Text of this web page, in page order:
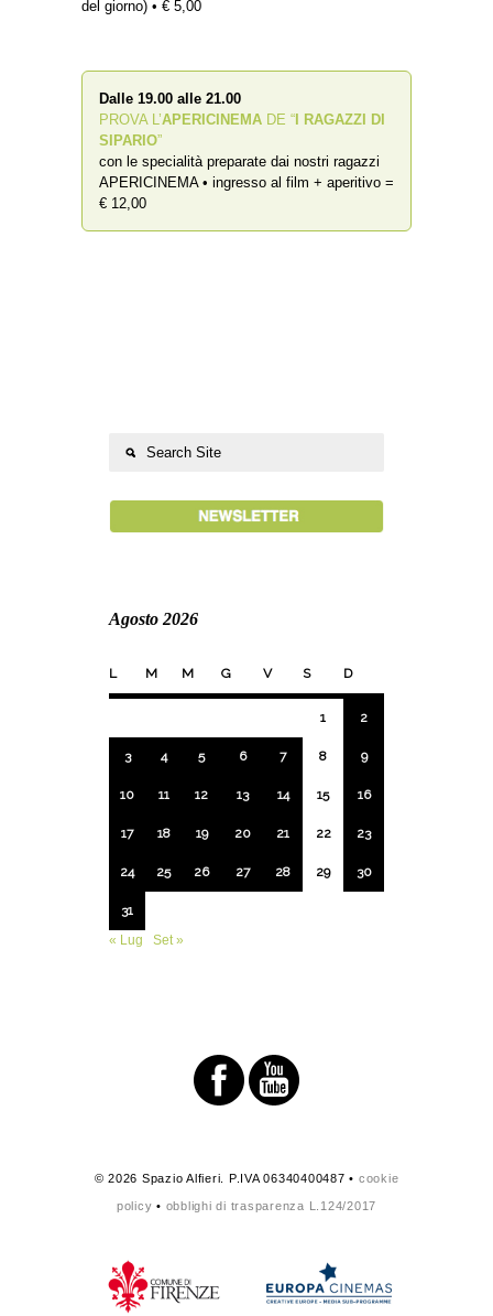
del giorno) • € 5,00
Dalle 19.00 alle 21.00
PROVA L’APERICINEMA DE “ I RAGAZZI DI
SIPARIO”
con le specialità preparate dai nostri ragazzi
APERICINEMA • ingresso al film + aperitivo =
€ 12,00
Agosto 2026
L M M G V S D
1 2
3 4 5 6 7 8 9
10 11 12 13 14 15 16
17 18 19 20 21 22 23
24 25 26 27 28 29 30
31
« Lug
Set »
© 2026 Spazio Alfieri. P.IVA 06340400487 • cookie
policy • obblighi di trasparenza L.124/2017